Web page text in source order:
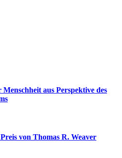
aus Perspektive des
von Thomas R. Weaver